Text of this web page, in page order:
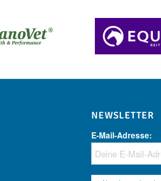
NEWSLETTER
E-Mail-Adresse: